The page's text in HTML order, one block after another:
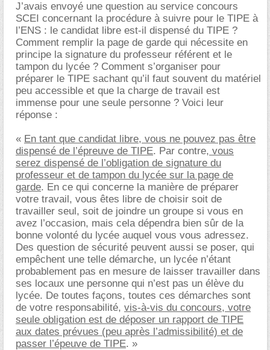
J’avais envoyé une question au service concours
SCEI concernant la procédure à suivre pour le TIPE à
l’ENS : le candidat libre est-il dispensé du TIPE ?
Comment remplir la page de garde qui nécessite en
principe la signature du professeur référent et le
tampon du lycée ? Comment s’organiser pour
préparer le TIPE sachant qu’il faut souvent du matériel
peu accessible et que la charge de travail est
immense pour une seule personne ? Voici leur
réponse :
« En tant que candidat libre, vous ne pouvez pas être
dispensé de l’épreuve de TIPE. Par contre, vous
serez dispensé de l’obligation de signature du
professeur et de tampon du lycée sur la page de
garde. En ce qui concerne la manière de préparer
votre travail, vous êtes libre de choisir soit de
travailler seul, soit de joindre un groupe si vous en
avez l’occasion, mais cela dépendra bien sûr de la
bonne volonté du lycée auquel vous vous adressez.
Des question de sécurité peuvent aussi se poser, qui
empêchent une telle démarche, un lycée n’étant
probablement pas en mesure de laisser travailler dans
ses locaux une personne qui n’est pas un élève du
lycée. De toutes façons, toutes ces démarches sont
de votre responsabilité, vis-à-vis du concours, votre
seule obligation est de déposer un rapport de TIPE
aux dates prévues (peu après l’admissibilité) et de
passer l’épeuve de TIPE. »